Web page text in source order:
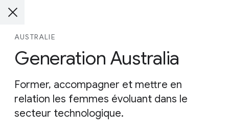
AUSTRALIE
Generation Australia
Former, accompagner et mettre en
relation les femmes évoluant dans le
secteur technologique.